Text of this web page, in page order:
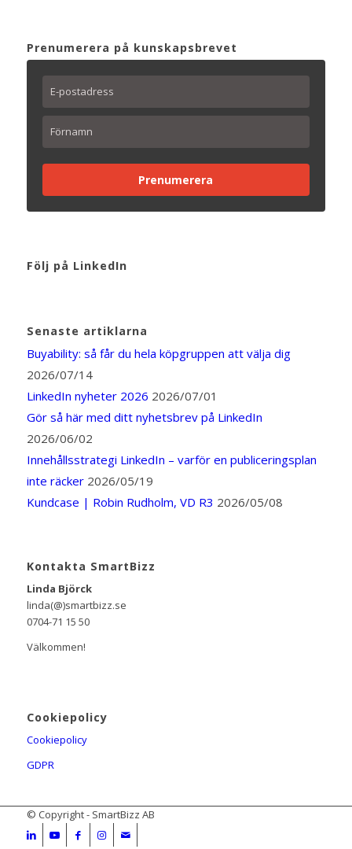
Prenumerera på kunskapsbrevet
Prenumerera
Följ på LinkedIn
Senaste artiklarna
Buyability: så får du hela köpgruppen att välja dig
2026/07/14
LinkedIn nyheter 2026 2026/07/01
Gör så här med ditt nyhetsbrev på LinkedIn
2026/06/02
Innehållsstrategi LinkedIn – varför en publiceringsplan
inte räcker 2026/05/19
Kundcase | Robin Rudholm, VD R3 2026/05/08
Kontakta SmartBizz
Linda Björck
linda(@)smartbizz.se
0704-71 15 50
Välkommen!
Cookiepolicy
Cookiepolicy
GDPR
© Copyright - SmartBizz AB